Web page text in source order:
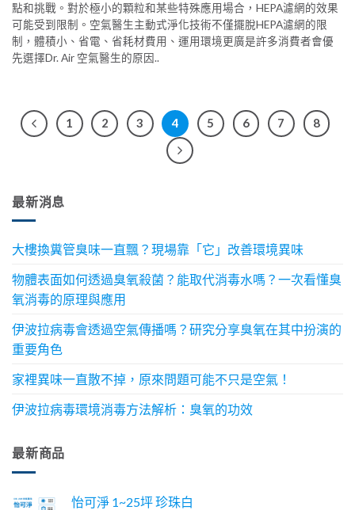
點和挑戰。對於極小的顆粒和某些特殊應用場合，HEPA濾網的效果
可能受到限制。空氣醫生主動式淨化技術不僅擺脫HEPA濾網的限
制，體積小、省電、省耗材費用、運用環境更廣是許多消費者會優
先選擇Dr. Air 空氣醫生的原因..
1 2 3 4 5 6 7 8
最新消息
大樓換糞管臭味一直飄？現場靠「它」改善環境異味
物體表面如何透過臭氧殺菌？能取代消毒水嗎？一次看懂臭
氧消毒的原理與應用
伊波拉病毒會透過空氣傳播嗎？研究分享臭氧在其中扮演的
重要角色
家裡異味一直散不掉，原來問題可能不只是空氣！
伊波拉病毒環境消毒方法解析：臭氧的功效
最新商品
怡可淨 1~25坪 珍珠白